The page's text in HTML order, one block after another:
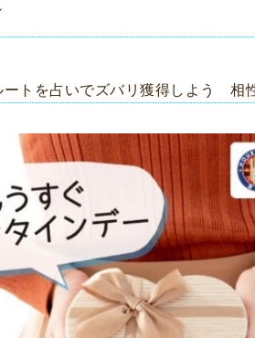
ートを占いでズバリ獲得しよう 相